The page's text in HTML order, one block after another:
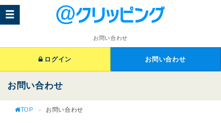
お問い合わせ
ログイン お問い合わせ
お問い合わせ
TOP お問い合わせ